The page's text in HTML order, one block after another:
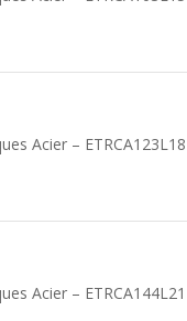
Acier – ETRCA123L18
Acier – ETRCA144L21